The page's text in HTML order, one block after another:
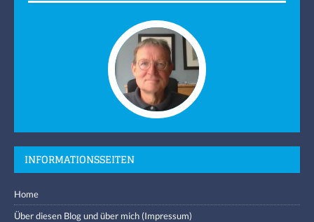
INFORMATIONSSEITEN
Home
Über diesen Blog und über mich (Impressum)